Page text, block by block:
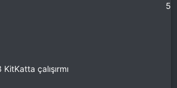
5
çalışırmı